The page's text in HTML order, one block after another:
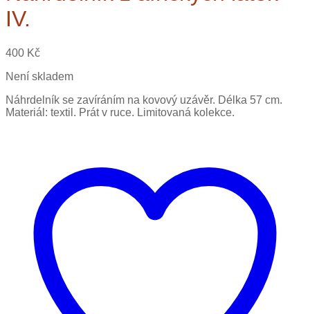
IV.
400 Kč
Není skladem
Náhrdelník se zavíráním na kovový uzávěr. Délka 57 cm.
Materiál: textil. Prát v ruce. Limitovaná kolekce.